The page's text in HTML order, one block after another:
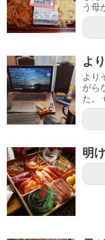
う母
よ
より
がら
た。
明